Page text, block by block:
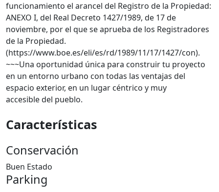
funcionamiento el arancel del Registro de la Propiedad:
ANEXO I, del Real Decreto 1427/1989, de 17 de
noviembre, por el que se aprueba de los Registradores
de la Propiedad.
(https://www.boe.es/eli/es/rd/1989/11/17/1427/con).
~~~Una oportunidad única para construir tu proyecto
en un entorno urbano con todas las ventajas del
espacio exterior, en un lugar céntrico y muy
accesible del pueblo.
Características
Conservación
Buen Estado
Parking